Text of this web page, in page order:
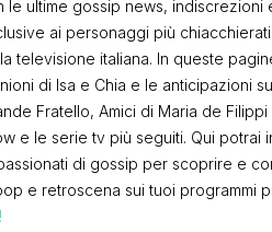
le ultime gossip news, indiscrezioni
ai personaggi più
televisione italiana. In queste
di Isa e Chia e le anticipazioni
Fratello, Amici di Maria de
e le serie tv più seguiti. Qui potrai
di gossip per scoprire e
e retroscena sui tuoi programmi